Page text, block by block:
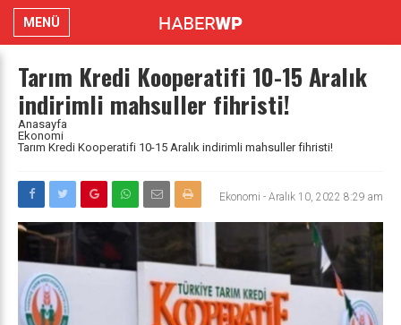
MENÜ
Tarım Kredi Kooperatifi 10-15 Aralık
indirimli mahsuller fihristi!
Anasayfa
Ekonomi
Tarım Kredi Kooperatifi 10-15 Aralık indirimli mahsuller fihristi!
Ekonomi - Aralık 10, 2022 8:29 am